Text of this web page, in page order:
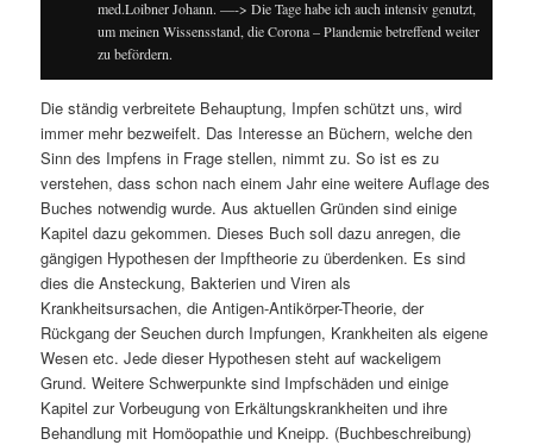
med.Loibner Johann. —-> Die Tage habe ich auch intensiv genutzt,
um meinen Wissensstand, die Corona – Plandemie betreffend weiter
zu befördern.
Die ständig verbreitete Behauptung, Impfen schützt uns, wird
immer mehr bezweifelt. Das Interesse an Büchern, welche den
Sinn des Impfens in Frage stellen, nimmt zu. So ist es zu
verstehen, dass schon nach einem Jahr eine weitere Auflage des
Buches notwendig wurde. Aus aktuellen Gründen sind einige
Kapitel dazu gekommen. Dieses Buch soll dazu anregen, die
gängigen Hypothesen der Impftheorie zu überdenken. Es sind
dies die Ansteckung, Bakterien und Viren als
Krankheitsursachen, die Antigen-Antikörper-Theorie, der
Rückgang der Seuchen durch Impfungen, Krankheiten als eigene
Wesen etc. Jede dieser Hypothesen steht auf wackeligem
Grund. Weitere Schwerpunkte sind Impfschäden und einige
Kapitel zur Vorbeugung von Erkältungskrankheiten und ihre
Behandlung mit Homöopathie und Kneipp. (Buchbeschreibung)